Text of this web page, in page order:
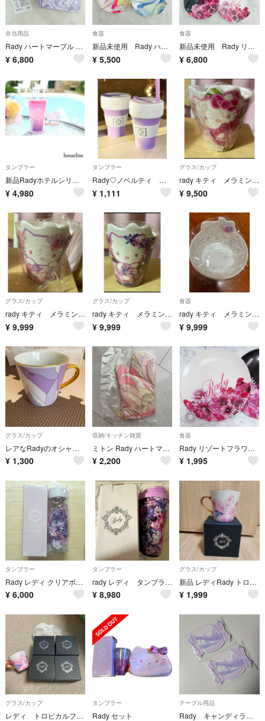
弁当用品
Rady ハートマーブル ランチボックス 2段お弁当箱 ケース付き箸
¥ 6,800
食器
新品未使用 Rady ハートマーブル柄プレートセット お皿
¥ 5,500
食器
新品未使用 Rady リゾートフラワー プレートセット お皿
¥ 6,800
タンブラー
新品Radyホテルシリーズグラデーションピンク ストロー付きタンブラー
¥ 4,980
タンブラー
Rady♡ノベルティ 折りたたみタンブラー おまけ付き
¥ 1,111
グラス/カップ
rady キティ メラミンカップ
¥ 9,500
グラス/カップ
rady キティ メラミンカップ
¥ 9,999
グラス/カップ
rady キティ メラミンカップ
¥ 9,999
食器
rady キティ メラミンボウル トロピカルピンク
¥ 9,999
グラス/カップ
レアなRadyのオシャレな マグカップ
¥ 1,300
収納/キッチン雑貨
ミトン Rady ハートマーブル ピンク
¥ 2,200
食器
Rady リゾートフラワーお皿 ホワイト(難あり）
¥ 1,995
タンブラー
Rady レディ クリアボトル エレフラ エレガンスフラワー マイボトル 花柄
¥ 6,000
タンブラー
rady レディ タンブラー 未使用
¥ 8,980
グラス/カップ
新品 レディRady トロピカルフラワーコップ ピンク
¥ 1,999
グラス/カップ
レディ トロピカルフラワー柄 マグカップセット
タンブラー
Rady セット
テーブル用品
Rady キャンディラバーコースター